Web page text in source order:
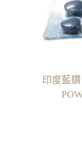
印度藍